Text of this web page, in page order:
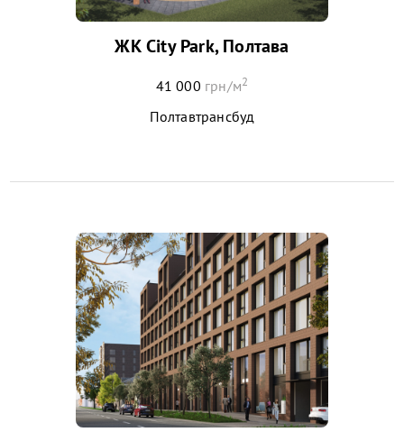
ЖК City Park, Полтава
41 000 грн/м2
Полтавтрансбуд